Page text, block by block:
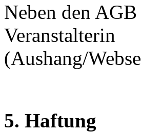
Neben den
(Aushang/
5. Haftung